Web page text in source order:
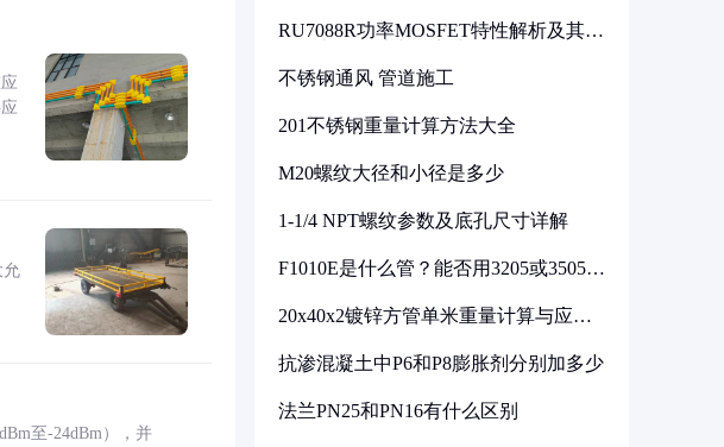
允
至-24dBm），并
RU7088R功率MOSFET特性解析及其在
不锈钢通风 管道施工
201不锈钢重量计算方法大全
M20螺纹大径和小径是多少
1-1/4 NPT螺纹参数及底孔尺寸详解
F1010E是什么管？能否用3205或3505代
20x40x2镀锌方管单米重量计算与应用
抗渗混凝土中P6和P8膨胀剂分别加多少
法兰PN25和PN16有什么区别